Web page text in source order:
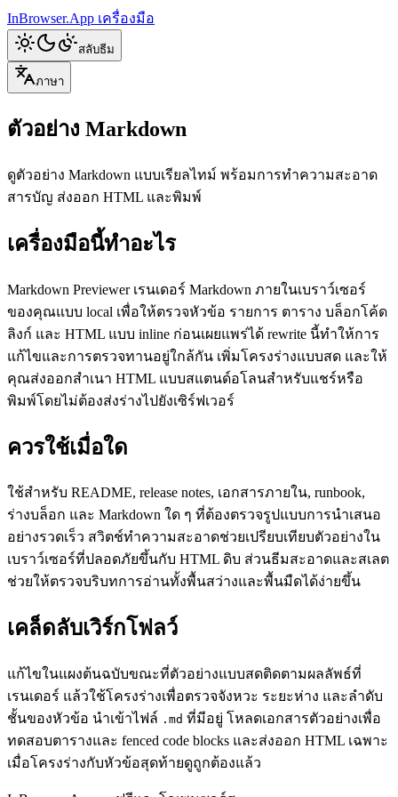
InBrowser.App เครื่องมือ
สลับธีม
ภาษา
ตัวอย่าง Markdown
ดูตัวอย่าง Markdown แบบเรียลไทม์ พร้อมการทำความสะอาด
สารบัญ ส่งออก HTML และพิมพ์
เครื่องมือนี้ทำอะไร
Markdown Previewer เรนเดอร์ Markdown ภายในเบราว์เซอร์
ของคุณแบบ local เพื่อให้ตรวจหัวข้อ รายการ ตาราง บล็อกโค้ด
ลิงก์ และ HTML แบบ inline ก่อนเผยแพร่ได้ rewrite นี้ทำให้การ
แก้ไขและการตรวจทานอยู่ใกล้กัน เพิ่มโครงร่างแบบสด และให้
คุณส่งออกสำเนา HTML แบบสแตนด์อโลนสำหรับแชร์หรือ
พิมพ์โดยไม่ต้องส่งร่างไปยังเซิร์ฟเวอร์
ควรใช้เมื่อใด
ใช้สำหรับ README, release notes, เอกสารภายใน, runbook,
ร่างบล็อก และ Markdown ใด ๆ ที่ต้องตรวจรูปแบบการนำเสนอ
อย่างรวดเร็ว สวิตช์ทำความสะอาดช่วยเปรียบเทียบตัวอย่างใน
เบราว์เซอร์ที่ปลอดภัยขึ้นกับ HTML ดิบ ส่วนธีมสะอาดและสเลต
ช่วยให้ตรวจบริบทการอ่านทั้งพื้นสว่างและพื้นมืดได้ง่ายขึ้น
เคล็ดลับเวิร์กโฟลว์
แก้ไขในแผงต้นฉบับขณะที่ตัวอย่างแบบสดติดตามผลลัพธ์ที่
เรนเดอร์ แล้วใช้โครงร่างเพื่อตรวจจังหวะ ระยะห่าง และลำดับ
ชั้นของหัวข้อ นำเข้าไฟล์ .md ที่มีอยู่ โหลดเอกสารตัวอย่างเพื่อ
ทดสอบตารางและ fenced code blocks และส่งออก HTML เฉพาะ
เมื่อโครงร่างกับหัวข้อสุดท้ายดูถูกต้องแล้ว